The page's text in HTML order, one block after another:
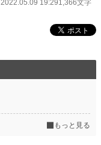
2022.05.09 19:291,366文字
もっと見る